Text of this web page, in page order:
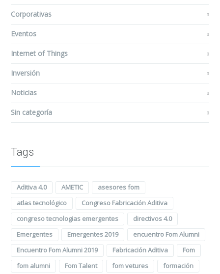
Corporativas
Eventos
Internet of Things
Inversión
Noticias
Sin categoría
Tags
Aditiva 4.0 AMETIC
asesores fom
atlas tecnológico
Congreso Fabricación Aditiva
congreso tecnologias emergentes
directivos 4.0
Emergentes
Emergentes 2019
encuentro Fom Alumni
Encuentro Fom Alumni 2019
Fabricación Aditiva
Fom
fom alumni
Fom Talent fom vetures
formación